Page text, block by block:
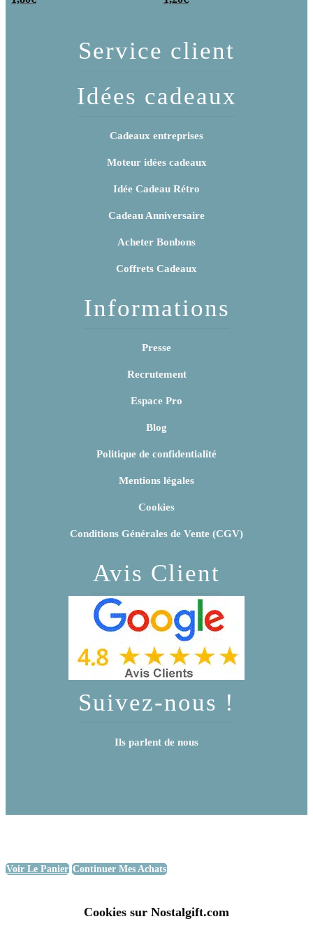
Service client
Idées cadeaux
Cadeaux entreprises
Moteur idées cadeaux
Idée Cadeau Rétro
Cadeau Anniversaire
Acheter Bonbons
Coffrets Cadeaux
Informations
Presse
Recrutement
Espace Pro
Blog
Politique de confidentialité
Mentions légales
Cookies
Conditions Générales de Vente (CGV)
Avis Client
Suivez-nous !
Ils parlent de nous
Voir Le Panier Continuer Mes Achats
Cookies sur Nostalgift.com